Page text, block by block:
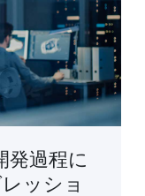
発過程に
ッショ